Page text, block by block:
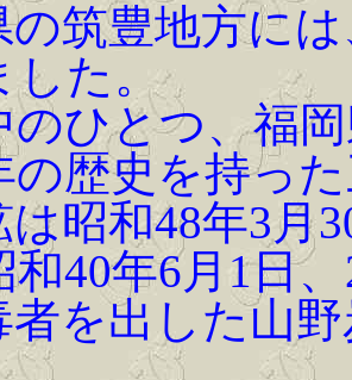
筑豊地方には
した。
ひとつ、福岡
の歴史を持っ
昭和48年3月
和40年6月1日
者を出した山